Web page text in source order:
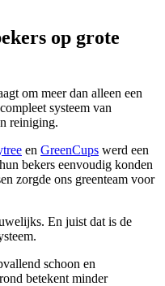
op grote
om meer dan alleen een
systeem van
reiniging.
en GreenCups werd een
bekers eenvoudig konden
zorgde ons greenteam voor
En juist dat is de
schoon en
betekent minder